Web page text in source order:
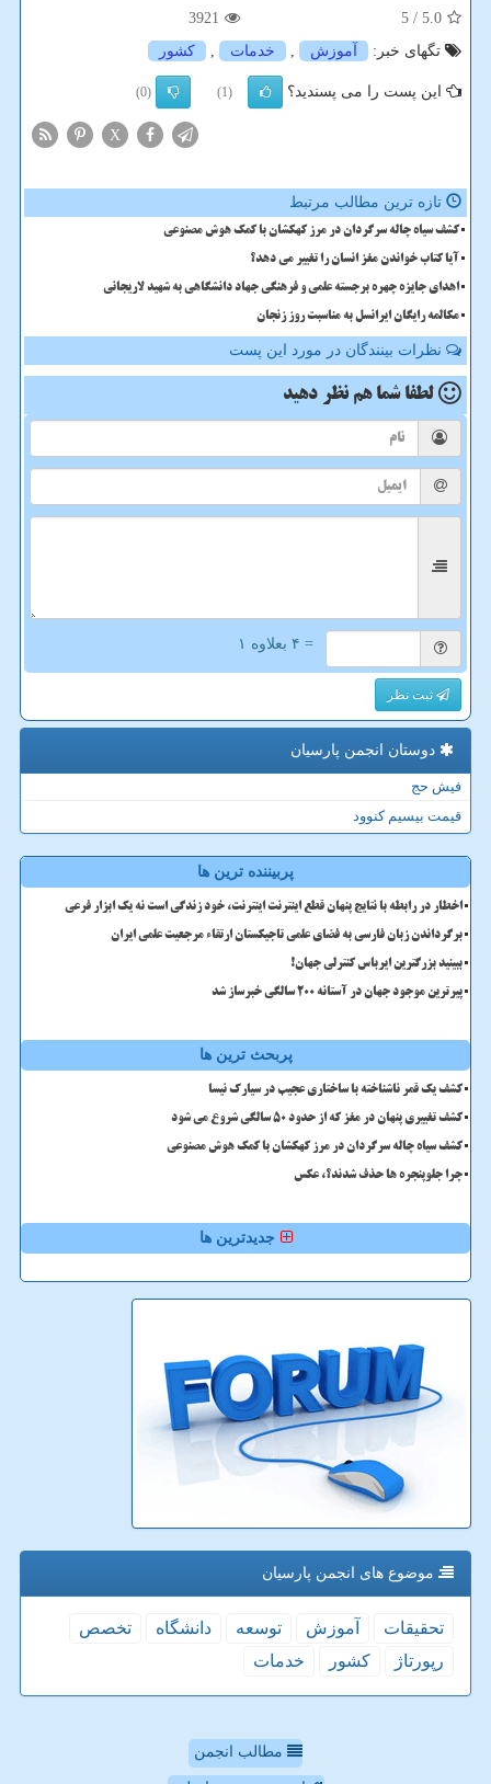
5.0
/ 5
3921
تگهای خبر:
آموزش , خدمات , كشور
این پست را می پسندید؟ (1)
(0)
X
تازه ترین مطالب مرتبط
کشف سیاه چاله سرگردان در مرز کهکشان با کمک هوش مصنوعی
آیا کتاب خواندن مغز انسان را تغییر می دهد؟
اهدای جایزه چهره برجسته علمی و فرهنگی جهاد دانشگاهی به شهید لاریجانی
مکالمه رایگان ایرانسل به مناسبت روز زنجان
نظرات بینندگان در مورد این پست
لطفا شما هم نظر دهید
= ۴ بعلاوه ۱
ثبت نظر
دوستان انجمن پارسیان
فیش حج
قیمت بیسیم کنوود
پربیننده ترین ها
اخطار در رابطه با نتایج پنهان قطع اینترنت اینترنت، خود زندگی است نه یک ابزار فرعی
برگرداندن زبان فارسی به فضای علمی تاجیکستان ارتقاء مرجعیت علمی ایران
ببینید بزرگترین ایرباس کنترلی جهان!
پیرترین موجود جهان در آستانه ۲۰۰ سالگی خبرساز شد
پربحث ترین ها
کشف یک قمر ناشناخته با ساختاری عجیب در سیارک نیسا
کشف تغییری پنهان در مغز که از حدود 50 سالگی شروع می شود
کشف سیاه چاله سرگردان در مرز کهکشان با کمک هوش مصنوعی
چرا جلوپنجره ها حذف شدند؟، عکس
جدیدترین ها
موضوع های انجمن پارسیان
تحقیقات آموزش توسعه دانشگاه
تخصص
رپورتاژ
كشور خدمات
مطالب انجمن